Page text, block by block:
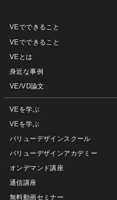
VEでできること
VEでできること
VEとは
身近な事例
VE/VD論文
VEを学ぶ
VEを学ぶ
バリューデザインスクール
バリューデザインアカデミー
オンデマンド講座
通信講座
無料動画セミナー